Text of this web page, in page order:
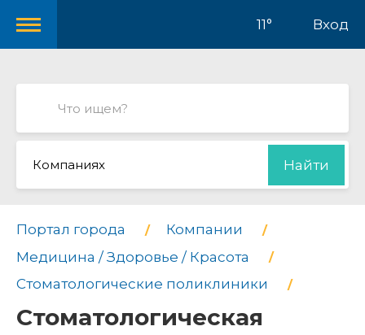
11° Вход
Компаниях Найти
Портал города
Компании
Медицина / Здоровье / Красота
Стоматологические поликлиники
Стоматологическая